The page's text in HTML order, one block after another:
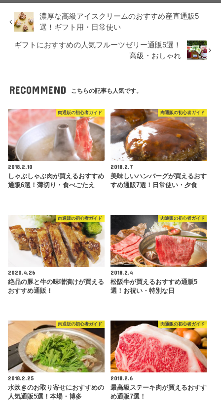
濃厚な高級アイスクリームのおすすめ産直通販5
選！ギフト用・日常使い
ギフトにおすすめの人気フルーツゼリー通販5選！
高級・おしゃれ
RECOMMEND こちらの記事も人気です。
肉通販の初心者ガイド
2018.2.10
しゃぶしゃぶ肉が買えるおすすめ
通販6選！薄切り・食べごたえ
肉通販の初心者ガイド
2018.2.7
美味しいハンバーグが買えるおす
すめ通販7選！日常使い・夕食
肉通販の初心者ガイド
2020.4.26
絶品の豚と牛の味噌漬けが買える
おすすめ通販！
肉通販の初心者ガイド
2018.2.4
松阪牛が買えるおすすめ通販5
選！お祝い・特別な日
肉通販の初心者ガイド
2018.2.25
水炊きのお取り寄せにおすすめの
人気通販5選！本場・博多
肉通販の初心者ガイド
2018.2.6
最高級ステーキ肉が買えるおすす
め通販7選！